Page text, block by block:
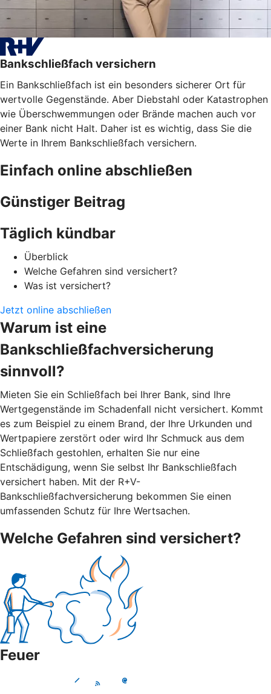
Bankschließfach versichern
Ein Bankschließfach ist ein besonders sicherer Ort für
wertvolle Gegenstände. Aber Diebstahl oder Katastrophen
wie Überschwemmungen oder Brände machen auch vor
einer Bank nicht Halt. Daher ist es wichtig, dass Sie die
Werte in Ihrem Bankschließfach versichern.
Einfach online abschließen
Günstiger Beitrag
Täglich kündbar
Überblick
Welche Gefahren sind versichert?
Was ist versichert?
Jetzt online abschließen
Warum ist eine
Bankschließfachversicherung
sinnvoll?
Mieten Sie ein Schließfach bei Ihrer Bank, sind Ihre
Wertgegenstände im Schadenfall nicht versichert. Kommt
es zum Beispiel zu einem Brand, der Ihre Urkunden und
Wertpapiere zerstört oder wird Ihr Schmuck aus dem
Schließfach gestohlen, erhalten Sie nur eine
Entschädigung, wenn Sie selbst Ihr Bankschließfach
versichert haben. Mit der R+V-
Bankschließfachversicherung bekommen Sie einen
umfassenden Schutz für Ihre Wertsachen.
Welche Gefahren sind versichert?
Feuer